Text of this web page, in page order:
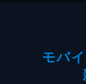
モバ